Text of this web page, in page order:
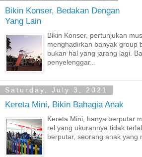
Bikin Konser, Bedakan Dengan
Yang Lain
Bikin Konser, pertunjukan
menghadirkan banyak group
bukan hal yang jarang lagi.
penyelenggar...
Saturday, July 3, 2021
Kereta Mini, Bikin Bahagia Anak
Kereta Mini, hanya berputar
rel yang ukurannya tidak
berputar, seorang anak yang